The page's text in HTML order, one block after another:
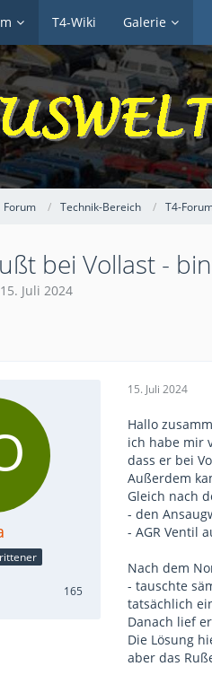
T4-Wiki Galerie
Forum Technik-Bereich T4-
bei Vollast -
15. Juli 2024
165
15. Juli 2024
Hallo
ich habe mir
dass er bei
Außerdem
Gleich nach
- den
- AGR Ventil
Nach dem
- tauschte
tatsächlich
Danach lief
Die Lösung
aber das